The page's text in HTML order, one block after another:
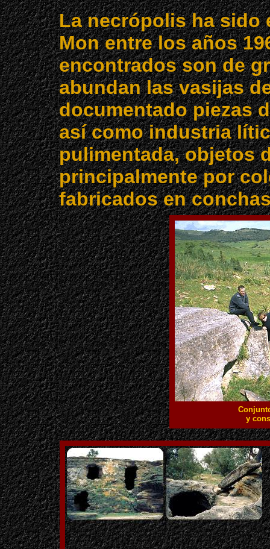
La necrópolis ha sido
Mon entre los años
encontrados son de
abundan las vasijas
documentado piezas
así como industria
pulimentada, objetos
principalmente por
fabricados en
y